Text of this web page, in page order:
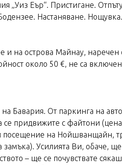
„Уиз Еър“. Пристигане.
Настаняване. Нощувка.
на острова Майнау, наречен
около 50 €, не са
Бавария. От паркинга на
придвижите с файтони
посещение на Нойшванщайн,
Усилията Ви, обаче,
– ще се почувствате